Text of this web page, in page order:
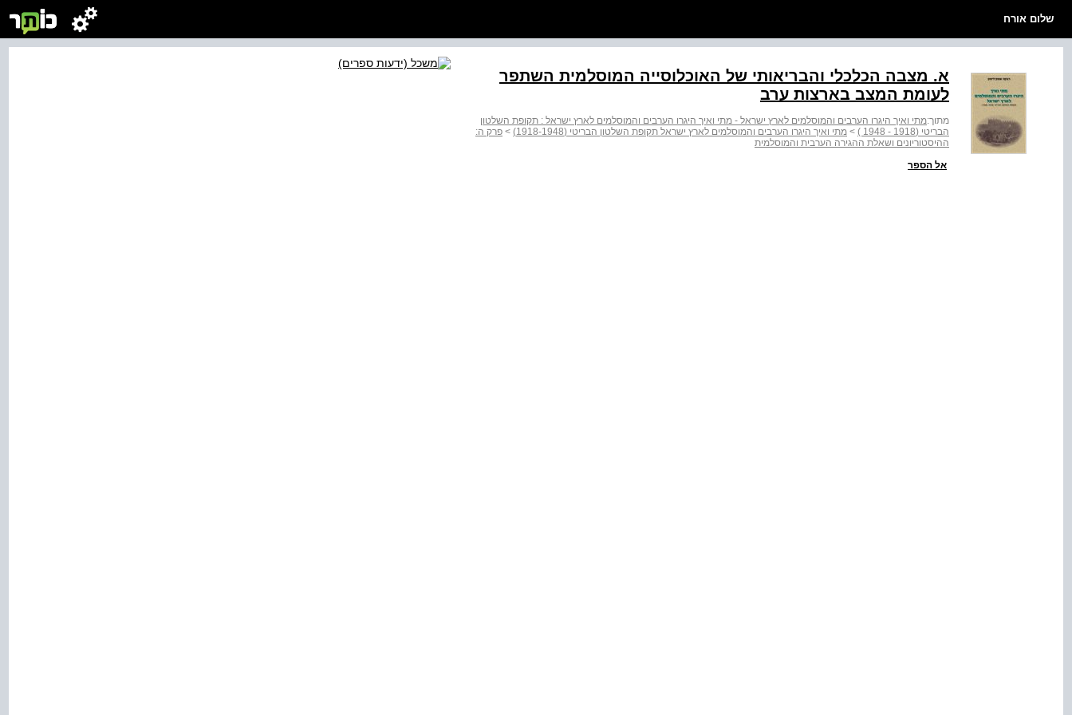
שלום אורח
א. מצבה הכלכלי והבריאותי של האוכלוסייה המוסלמית השתפר
לעומת המצב בארצות ערב
מתוך:מתי ואיך היגרו הערבים והמוסלמים לארץ ישראל - מתי ואיך היגרו הערבים והמוסלמים לארץ ישראל : תקופת השלטון
הבריטי (1918 ‑ 1948 )
> מתי ואיך היגרו הערבים והמוסלמים לארץ ישראל תקופת השלטון הבריטי (1918-1948) > פרק ה:
ההיסטוריונים ושאלת ההגירה הערבית והמוסלמית
אל הספר